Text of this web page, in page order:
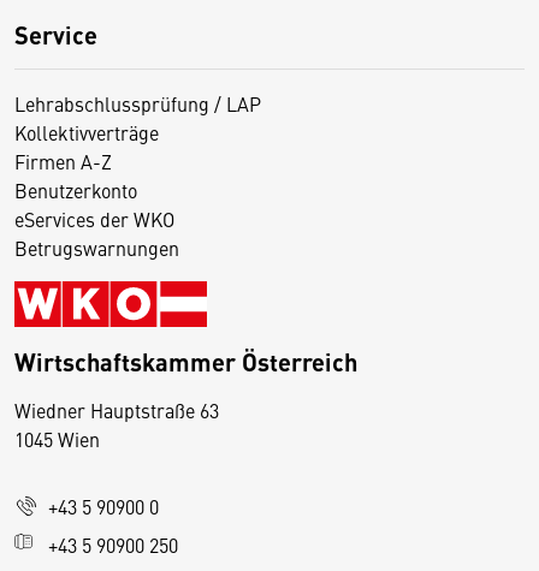
Service
Lehrabschlussprüfung / LAP
Kollektivverträge
Firmen A-Z
Benutzerkonto
eServices der WKO
Betrugswarnungen
Wirtschaftskammer Österreich
Wiedner Hauptstraße 63
1045 Wien
+43 5 90900 0
+43 5 90900 250
D
s
e